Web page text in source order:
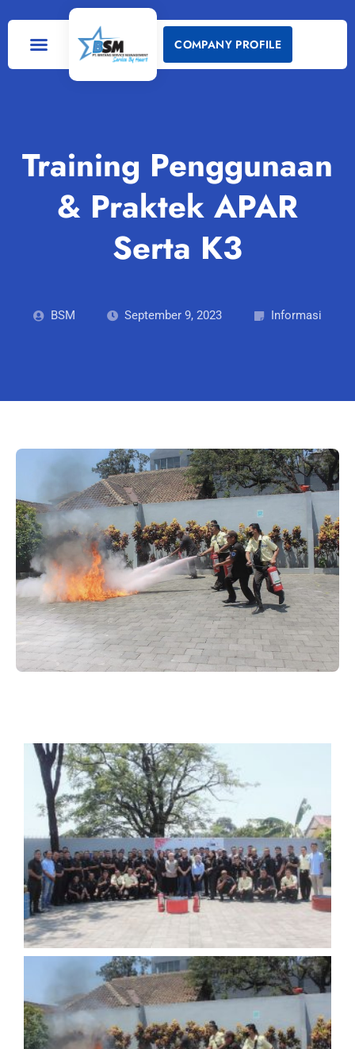
COMPANY PROFILE
Training Penggunaan
& Praktek APAR
Serta K3
BSM September 9, 2023 Informasi